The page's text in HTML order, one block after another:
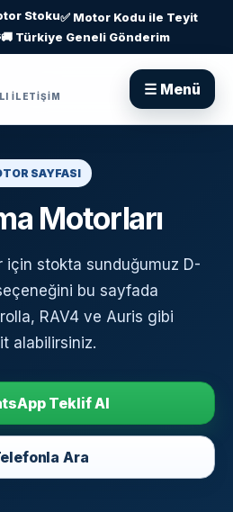
Stoku✅ Motor Kodu ile Teyit
🚚 Türkiye Geneli Gönderim
ILETIŞIM ☰ Menü
SAYFASI
Motorları
için stokta sunduğumuz D-
bu sayfada
RAV4 ve Auris gibi
alabilirsiniz.
Teklif Al
Ara